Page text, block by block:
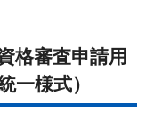
格審査申請用
一様式）